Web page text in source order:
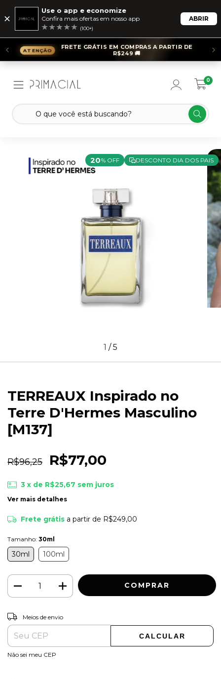
Use o app e economize
Confira mais ofertas em nosso app
(100+)
ABRIR
FRETE GRÁTIS EM COMPRAS A PARTIR DE
R$249 🚚
0
20% OFF DESCONTO DIA DOS PAIS
1 /5
TERREAUX Inspirado no
Terre D'Hermes Masculino
[M137]
R$96,25 R$77,00
3 x de R$25,67 sem juros
Ver mais detalhes
Frete grátis a partir de R$249,00
Tamanho: 30ml
30ml 100ml
Entregas para o CEP:
Meios de envio
CALCULAR
Não sei meu CEP